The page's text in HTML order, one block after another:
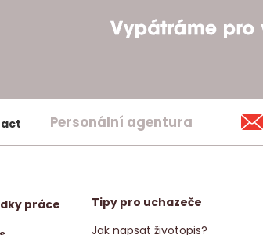
Personální agentura
práce
Tipy pro uchazeče
Jak napsat životopis?